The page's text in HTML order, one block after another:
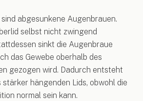
abgesunkene Augenbrauen.
selbst nicht zwingend
sinkt die Augenbraue
das Gewebe oberhalb des
gezogen wird. Dadurch entsteht
stärker hängenden Lids, obwohl die
normal sein kann.